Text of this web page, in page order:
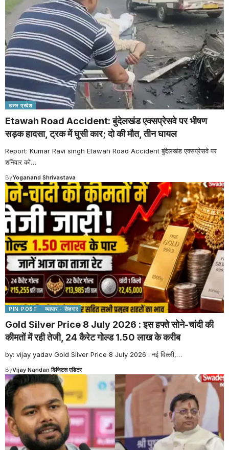
उत्तर प्रदेश
Etawah Road Accident: बुंदेलखंड एक्सप्रेसवे पर भीषण
सड़क हादसा, ट्रक में घुसी कार; दो की मौत, तीन घायल
Report: Kumar Ravi singh Etawah Road Accident बुंदेलखंड एक्सप्रेसवे पर
शनिवार को…
ByYoganand Shrivastava
PIN POST व्यापार - रोज़गार
Gold Silver Price 8 July 2026 : इस हफ्ते सोने-चांदी की
कीमतों में रही तेजी, 24 कैरेट गोल्ड 1.50 लाख के करीब
by: vijay yadav Gold Silver Price 8 July 2026 : नई दिल्ली,…
ByVijay Nandan डिजिटल एडिटर